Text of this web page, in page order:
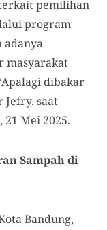
pemilihan
program
adanya
masyarakat
dibakar
Jefry, saat
Mei 2025.
Sampah di
Bandung,